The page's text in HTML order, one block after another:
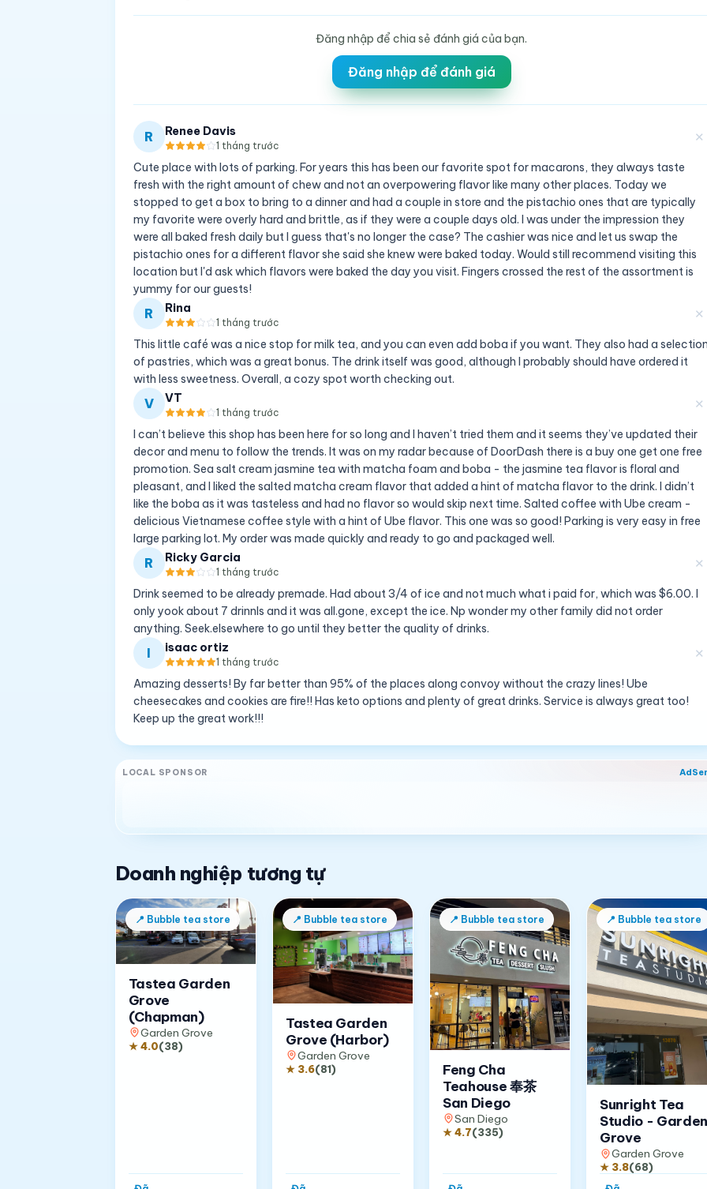
Đăng nhập để chia sẻ đánh giá của bạn.
Đăng nhập để đánh giá
R Renee Davis
1 tháng trước
✕
Cute place with lots of parking. For years this has been our favorite spot for macarons, they always taste
fresh with the right amount of chew and not an overpowering flavor like many other places. Today we
stopped to get a box to bring to a dinner and had a couple in store and the pistachio ones that are typically
my favorite were overly hard and brittle, as if they were a couple days old. I was under the impression they
were all baked fresh daily but I guess that's no longer the case? The cashier was nice and let us swap the
pistachio ones for a different flavor she said she knew were baked today. Would still recommend visiting this
location but I'd ask which flavors were baked the day you visit. Fingers crossed the rest of the assortment is
yummy for our guests!
R Rina
1 tháng trước
✕
This little café was a nice stop for milk tea, and you can even add boba if you want. They also had a
of pastries, which was a great bonus. The drink itself was good, although I probably should have ordered it
with less sweetness. Overall, a cozy spot worth checking out.
V VT
1 tháng trước
✕
I can’t believe this shop has been here for so long and I haven’t tried them and it seems they’ve updated their
decor and menu to follow the trends. It was on my radar because of DoorDash there is a buy one get one free
promotion. Sea salt cream jasmine tea with matcha foam and boba - the jasmine tea flavor is floral and
pleasant, and I liked the salted matcha cream flavor that added a hint of matcha flavor to the drink. I didn’t
like the boba as it was tasteless and had no flavor so would skip next time. Salted coffee with Ube cream -
delicious Vietnamese coffee style with a hint of Ube flavor. This one was so good! Parking is very easy in free
large parking lot. My order was made quickly and ready to go and packaged well.
R Ricky Garcia
1 tháng trước
✕
Drink seemed to be already premade. Had about 3/4 of ice and not much what i paid for, which was $6.00. I
only yook about 7 drinnls and it was all.gone, except the ice. Np wonder my other family did not order
anything. Seek.elsewhere to go until they better the quality of drinks.
I isaac ortiz
1 tháng trước
✕
Amazing desserts! By far better than 95% of the places along convoy without the crazy lines! Ube
cheesecakes and cookies are fire!! Has keto options and plenty of great drinks. Service is always great too!
Keep up the great work!!!
LOCAL SPONSOR
Doanh nghiệp tương tự
📍 Bubble tea store
Tastea Garden
Grove
(Chapman)
Garden Grove
★4.0(38)
📍 Bubble tea store
Tastea Garden
Grove (Harbor)
Garden Grove
★ 3.6(81)
📍 Bubble tea store
Feng Cha
Teahouse 奉茶
San Diego
San Diego
★4.7(335)
📍 Bubble tea store
Sunright Tea
Studio - Garden
Grove
Garden Grove
★ 3.8(68)